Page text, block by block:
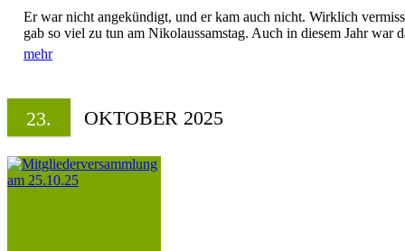
Er war nicht angekündigt, und er kam auch nicht. Wirklich
gab so viel zu tun am Nikolaussamstag. Auch in diesem Jahr war
mehr
23. OKTOBER 2025